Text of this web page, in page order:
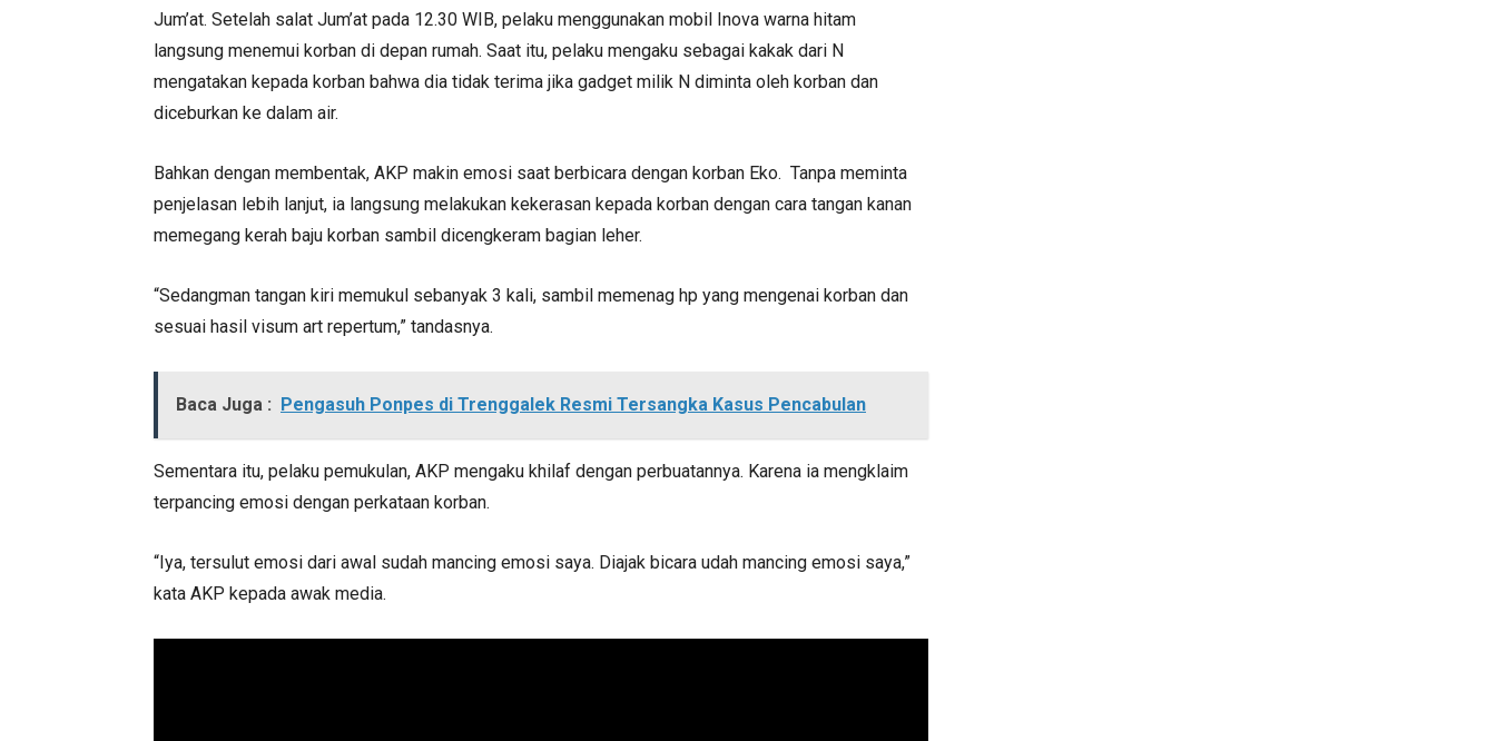
Jum’at. Setelah salat Jum’at pada 12.30 WIB, pelaku menggunakan mobil Inova warna hitam
langsung menemui korban di depan rumah. Saat itu, pelaku mengaku sebagai kakak dari N
mengatakan kepada korban bahwa dia tidak terima jika gadget milik N diminta oleh korban dan
diceburkan ke dalam air.
Bahkan dengan membentak, AKP makin emosi saat berbicara dengan korban Eko. Tanpa meminta
penjelasan lebih lanjut, ia langsung melakukan kekerasan kepada korban dengan cara tangan kanan
memegang kerah baju korban sambil dicengkeram bagian leher.
“Sedangman tangan kiri memukul sebanyak 3 kali, sambil memenag hp yang mengenai korban dan
sesuai hasil visum art repertum,” tandasnya.
Baca Juga : Pengasuh Ponpes di Trenggalek Resmi Tersangka Kasus Pencabulan
Sementara itu, pelaku pemukulan, AKP mengaku khilaf dengan perbuatannya. Karena ia mengklaim
terpancing emosi dengan perkataan korban.
“Iya, tersulut emosi dari awal sudah mancing emosi saya. Diajak bicara udah mancing emosi saya,”
kata AKP kepada awak media.